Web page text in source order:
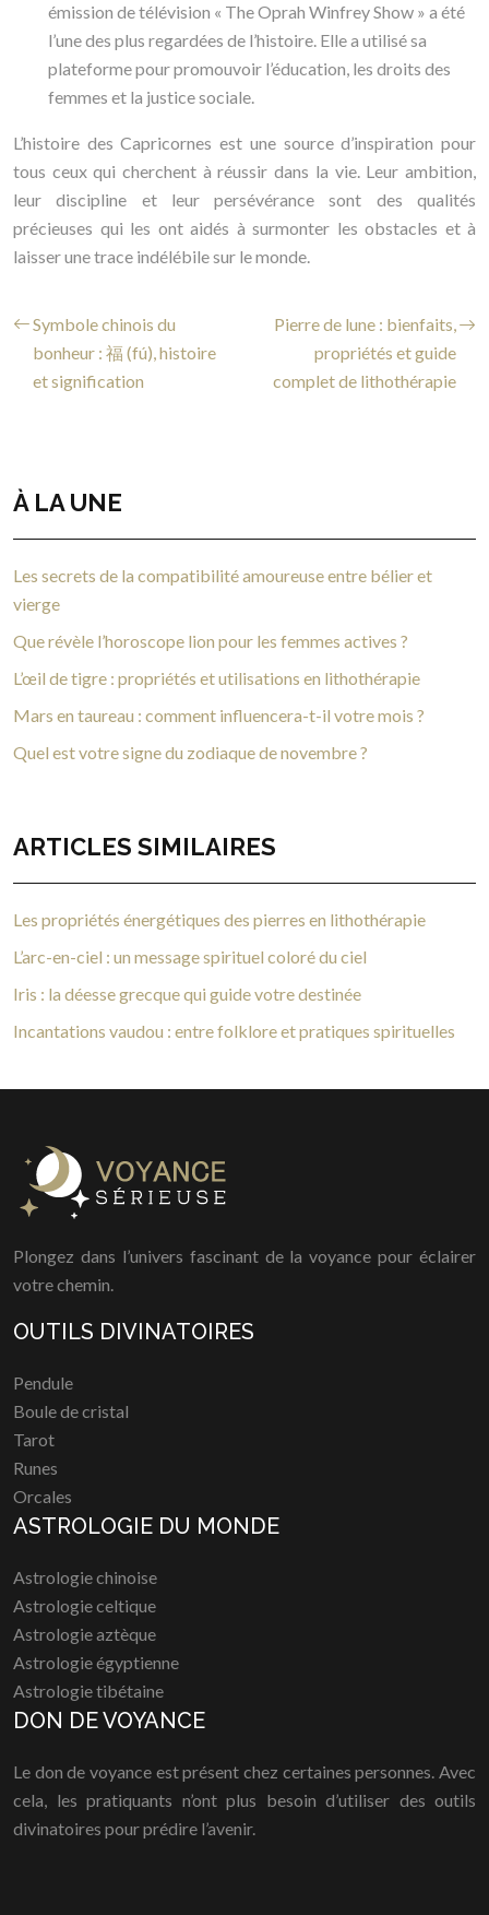
émission de télévision « The Oprah Winfrey Show » a été
l’une des plus regardées de l’histoire. Elle a utilisé sa
plateforme pour promouvoir l’éducation, les droits des
femmes et la justice sociale.
L’histoire des Capricornes est une source d’inspiration pour
tous ceux qui cherchent à réussir dans la vie. Leur ambition,
leur discipline et leur persévérance sont des qualités
précieuses qui les ont aidés à surmonter les obstacles et à
laisser une trace indélébile sur le monde.
Symbole chinois du
bonheur : 福 (fú), histoire
et signification
Pierre de lune : bienfaits,
propriétés et guide
complet de lithothérapie
À LA UNE
Les secrets de la compatibilité amoureuse entre bélier et
vierge
Que révèle l’horoscope lion pour les femmes actives ?
L’œil de tigre : propriétés et utilisations en lithothérapie
Mars en taureau : comment influencera-t-il votre mois ?
Quel est votre signe du zodiaque de novembre ?
ARTICLES SIMILAIRES
Les propriétés énergétiques des pierres en lithothérapie
L’arc-en-ciel : un message spirituel coloré du ciel
Iris : la déesse grecque qui guide votre destinée
Incantations vaudou : entre folklore et pratiques spirituelles
Plongez dans l’univers fascinant de la voyance pour éclairer
votre chemin.
OUTILS DIVINATOIRES
Pendule
Boule de cristal
Tarot
Runes
Orcales
ASTROLOGIE DU MONDE
Astrologie chinoise
Astrologie celtique
Astrologie aztèque
Astrologie égyptienne
Astrologie tibétaine
DON DE VOYANCE
Le don de voyance est présent chez certaines personnes. Avec
cela, les pratiquants n’ont plus besoin d’utiliser des outils
divinatoires pour prédire l’avenir.